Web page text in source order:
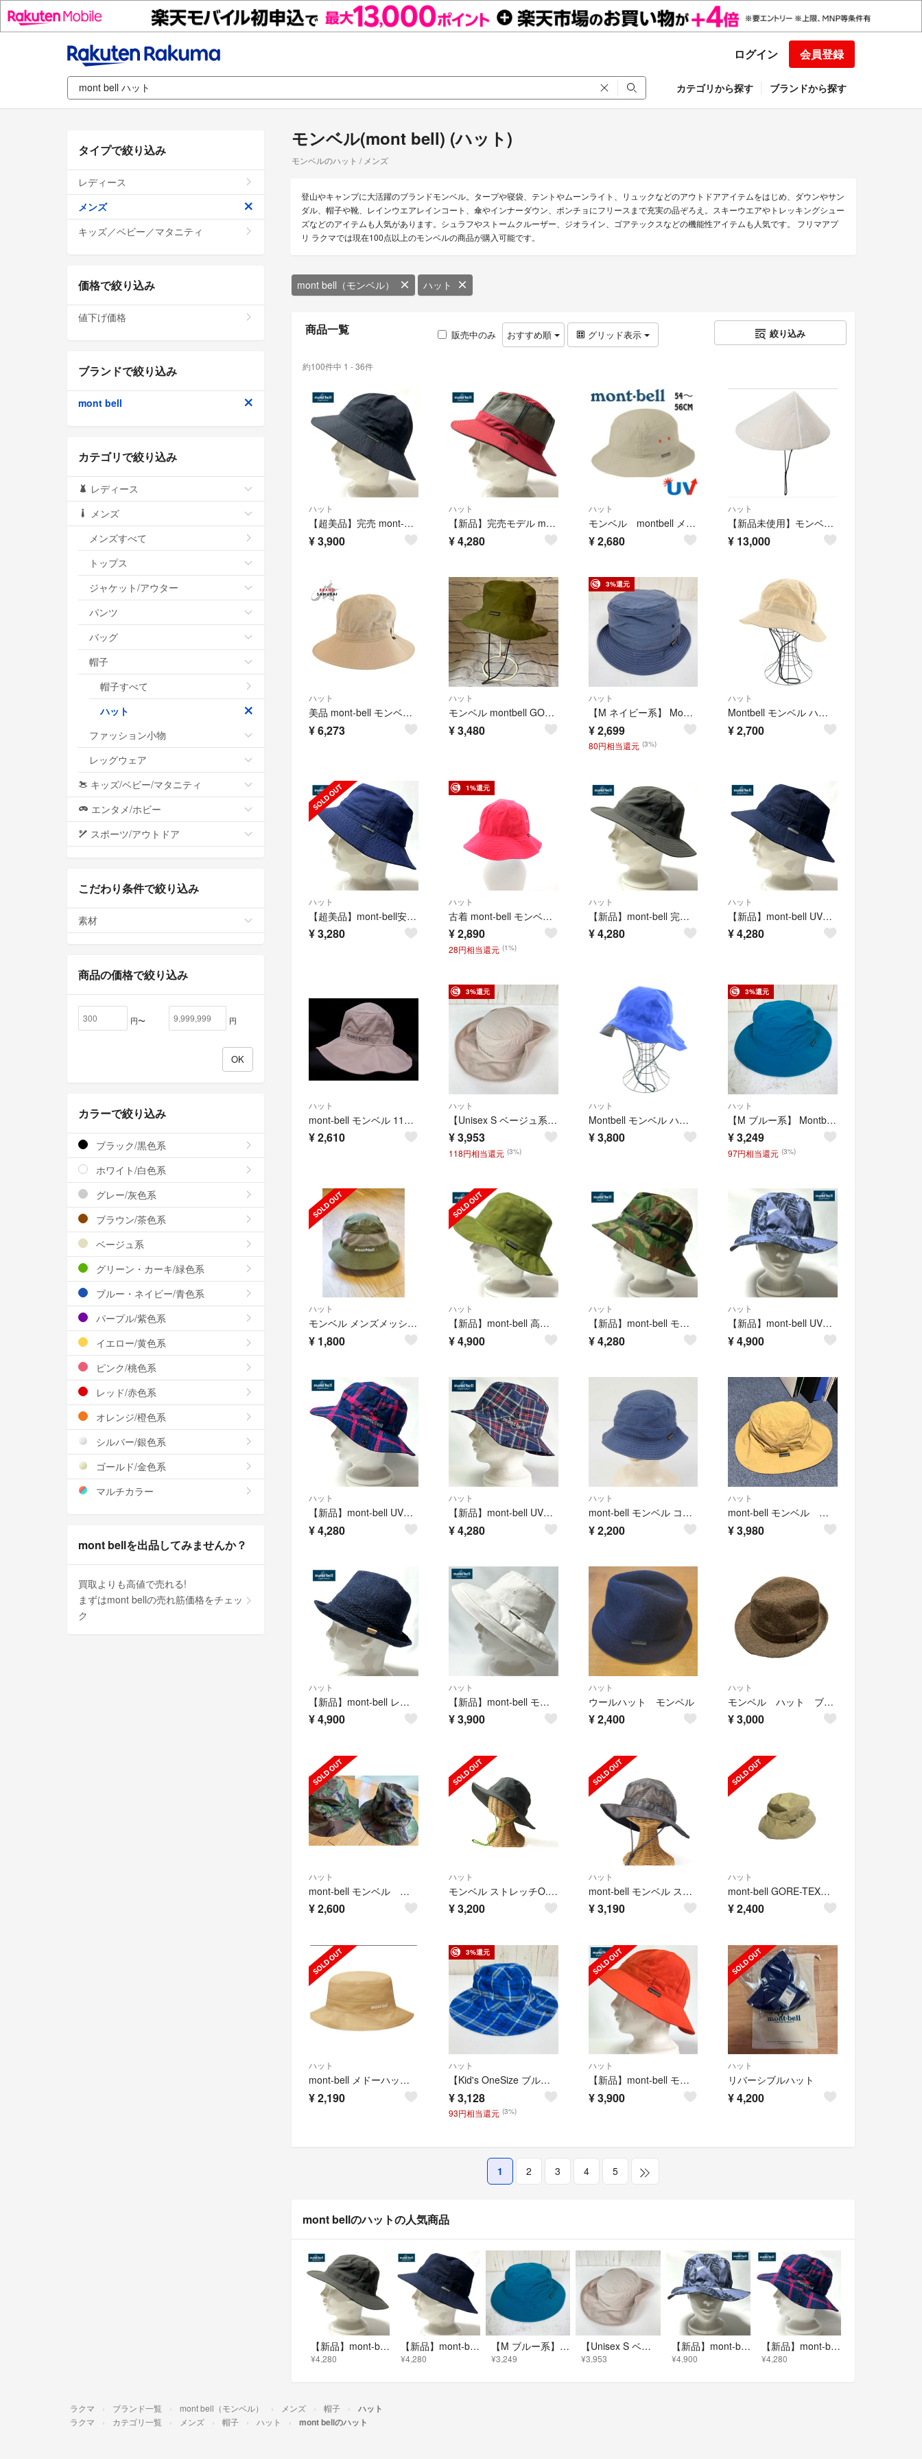
ログイン 会員登録
カテゴリから探す ブランドから探す
モンベル(mont bell) (ハット)
モンベルのハット / メンズ
登山やキャンプに大活躍のブランドモンベル。タープや寝袋、テントやムーンライト、リュックなどのアウトドアアイテムをはじめ、ダウンやサン
ダル、帽子や靴、レインウエアレインコート、傘やインナーダウン、ポンチョにフリースまで充実の品ぞろえ。スキーウエアやトレッキングシュー
ズなどのアイテムも人気があります。シュラフやストームクルーザー、ジオライン、ゴアテックスなどの機能性アイテムも人気です。 フリマアプ
リ ラクマでは現在100点以上のモンベルの商品が購入可能です。
mont bell（モンベル） ハット
商品一覧 販売中のみ おすすめ順 グリッド表示 絞り込み
約100件中 1 - 36件
ハット
【超美品】完売 mont-bell モンベル90%UVカット 撥水メトロハット
¥3,900
ハット
【新品】完売モデル mont-bell UVケア涼しいメッシュクラッシャーハット
¥4,280
ハット
モンベル montbell メンズ/レディース ハット/帽子/トレッキング/UVカット ベージュ
¥2,680
ハット
【新品未使用】モンベル フィールドアンブレロ ホワイト
¥ 13,000
ハット
美品 mont-bell モンベル サイズM ベージュ ナイロン バケットハット メンズ 603654 【中古】
¥6,273
ハット
モンベル montbell GORE TEX HAT Mサイズ中古
¥3,480
3%還元
ハット
【M ネイビー系】 Montbell ( モンベル ) ストレッチ O.D.ショートブリムハット ナイロン ウェア ウェア小物 ヘッドウェア ハット z00055168 ハット ヘッドウェア ウェア
¥2,699
80円相当還元 (3%)
ハット
Montbell モンベル ハット ベージュ 【古着】【中古】【送料無料】
¥2,700
ハット
【超美品】mont-bell安心UVケア通気性抜群な速乾ドライ素材バケットハット
¥3,280
1%還元
ハット
古着 mont-bell モンベル クラッシャー ハット S ピンク 帽子 アウトドア ユニセックス メンズ
¥2,890
28円相当還元 (1%)
ハット
【新品】mont-bell 完売カラーUV&撥水パッカブルストレッチハットKH
¥4,280
ハット
【新品】mont-bell UVケア 撥水&透湿ブリーズライト素材 ドライ快適
¥4,280
ハット
mont-bell モンベル 1108743 ワイドブリム ナイロン ハット sizeXL/ベージュ ■◇ メンズ
¥2,610
3%還元
ハット
【Unisex S ベージュ系】 Montbell ( モンベル ) ワイド ブリム ハット Wide Brim Hat ナイロン ウェア ウェア小物 ヘッドウェア ハット z00059584 ハット ヘッドウェ
¥3,953
118円相当還元 (3%)
ハット
Montbell モンベル ハット 青 【古着】【中古】【送料無料】
¥3,800
3%還元
ハット
【M ブルー系】 Montbell ( モンベル ) ストレッチ O.D. ハット ナイロン ウェア ウェア小物 ヘッドウェア ハット z00058681 ハット ヘッドウェア ウェア小物 ウェア
¥3,249
97円相当還元 (3%)
ハット
モンベル メンズメッシュクラッシャーハット Lサイズ
¥ 1,800
ハット
【新品】mont-bell 高機能GORE-TEX UVケア全天候型メドーハット
¥4,900
ハット
【新品】mont-bell モンベル UVケア 通気性抜群ベンチレーションハット
¥4,280
ハット
【新品】mont-bell UVカット肌ざわり心地よい速乾機能さわやか総柄ハット
¥4,900
ハット
【新品】mont-bell UVケア&さらさら清涼素材 軽量速乾消臭機能ハット
¥4,280
ハット
【新品】mont-bell UVケア&速乾消臭機能 ロゴ刺繍チェック柄ハットNV
¥4,280
ハット
mont-bell モンベル コットン ツイルハット USED品 #2108142 ネイビー コットン 男女兼用 Mサイズ アウトドア ハット X9347
¥2,200
ハット
mont-bell モンベル アウトドアハット L ベージュ 限定価格 キャンプ
¥3,980
ハット
【新品】mont-bell レザーロゴパッチ付きウォッシャブルウールハットNVY
¥4,900
ハット
【新品】mont-bell モンベル UVコットンキャンバス製ワイドブリムハット
¥3,900
ハット
ウールハット モンベル
¥2,400
ハット
モンベル ハット ブラウン
¥3,000
ハット
mont-bell モンベル カモワッチハット【M】＆【L】
¥2,600
ハット
モンベル ストレッチO.D.ハット #1108744 アウトドア 帽子 ブランド レディース メンズ 56-58cmサイズ グレー mont-bell
¥3,200
ハット
mont-bell モンベル ステンレスメッシュハット 帽子 USED美品 Mサイズ #1118657 男女兼用 アウトドア 登山 ストラップ付 X7373
¥3,190
ハット
mont-bell GORE-TEXハット カーキ
¥2,400
ハット
mont-bell メドーハット ゴアテックス
¥2,190
3%還元
ハット
【Kid's OneSize ブルー系】 Montbell ( モンベル ) ウイックロン ライト ハット WIC.ライト ハット ポリエステル ウェア ウェア小物 ヘッドウェア ハット z00052345 ハット ヘッ
¥3,128
93円相当還元 (3%)
ハット
【新品】mont-bell モンベル90%UVカット撥水機能ナイロンメトロハット
¥3,900
ハット
リバーシブルハット
¥4,200
1 2 3 4 5
mont bellのハットの人気商品
【新品】mont-bell 完売カラーUV&撥水パッカブルストレッチハットKH
¥4,280
【新品】mont-bell UVケア 撥水&透湿ブリーズライト素材 ドライ快適
¥4,280
【M ブルー系】 Montbell ( モンベル ) ストレッチ O.D. ハット ナイロン ウェア ウェア小物 ヘッドウェア ハット z00058681 ハット ヘッドウェア ウェア小物 ウェア
¥3,249
【Unisex S ベージュ系】 Montbell ( モンベル ) ワイド ブリム ハット Wide Brim Hat ナイロン ウェア ウェア小物 ヘッドウェア ハット z00059584 ハット ヘッドウェ
¥3,953
【新品】mont-bell UVカット肌ざわり心地よい速乾機能さわやか総柄ハット
¥4,900
【新品】mont-bell UVケア&さらさら清涼素材 軽量速乾消臭機能ハット
¥4,280
タイプで絞り込み
レディース
メンズ
キッズ／ベビー／マタニティ
価格で絞り込み
値下げ価格
ブランドで絞り込み
mont bell
カテゴリで絞り込み
レディース
メンズ
メンズすべて
トップス
ジャケット/アウター
パンツ
バッグ
帽子
帽子すべて
ハット
ファッション小物
レッグウェア
キッズ/ベビー/マタニティ
エンタメ/ホビー
スポーツ/アウトドア
こだわり条件で絞り込み
素材
商品の価格で絞り込み
円〜 円
カラーで絞り込み
ブラック/黒色系
ホワイト/白色系
グレー/灰色系
ブラウン/茶色系
ベージュ系
グリーン・カーキ/緑色系
ブルー・ネイビー/青色系
パープル/紫色系
イエロー/黄色系
ピンク/桃色系
レッド/赤色系
オレンジ/橙色系
シルバー/銀色系
ゴールド/金色系
マルチカラー
mont bellを出品してみませんか？
買取よりも高値で売れる!
まずはmont bellの売れ筋価格をチェッ
ク
ラクマ ブランド一覧 mont bell（モンベル） メンズ 帽子 ハット
ラクマ カテゴリ一覧 メンズ 帽子 ハット mont bellのハット